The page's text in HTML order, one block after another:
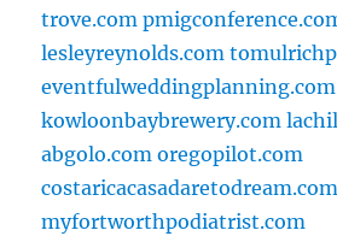
trove.com
lesleyreynolds.com
eventfulweddingplanning.com
kowloonbaybrewery.com
abgolo.com oregopilot.com
costaricacasadaretodream.com
myfortworthpodiatrist.com